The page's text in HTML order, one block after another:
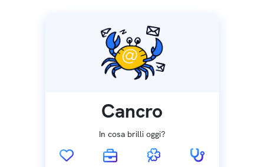
Cancro
In cosa brilli oggi?